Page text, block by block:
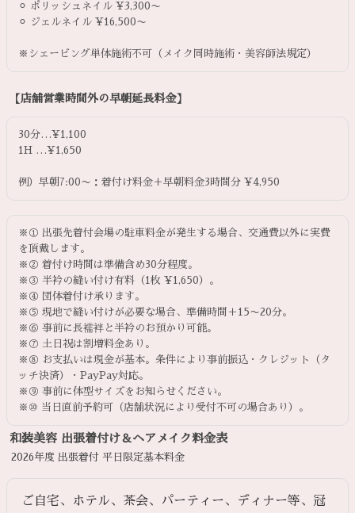
⚪︎ ポリッシュネイル ¥3,300〜
⚪︎ ジェルネイル ¥16,500〜
※シェービング単体施術不可（メイク同時施術・美容師法規定）
【店舗営業時間外の早朝延長料金】
30分…¥1,100
1H …¥1,650
例）早朝7:00〜：着付け料金＋早朝料金3時間分 ¥4,950
※① 出張先着付会場の駐車料金が発生する場合、交通費以外に実費
を頂戴します。
※② 着付け時間は準備含め30分程度。
※③ 半衿の縫い付け有料（1枚 ¥1,650）。
※④ 団体着付け承ります。
※⑤ 現地で縫い付けが必要な場合、準備時間＋15〜20分。
※⑥ 事前に長襦袢と半衿のお預かり可能。
※⑦ 土日祝は割増料金あり。
※⑧ お支払いは現金が基本。条件により事前振込・クレジット（タ
ッチ決済）・PayPay対応。
※⑨ 事前に体型サイズをお知らせください。
※⑩ 当日直前予約可（店舗状況により受付不可の場合あり）。
和装美容 出張着付け＆ヘアメイク料金表
2026年度 出張着付 平日限定基本料金
ご自宅、ホテル、茶会、パーティー、ディナー等、冠